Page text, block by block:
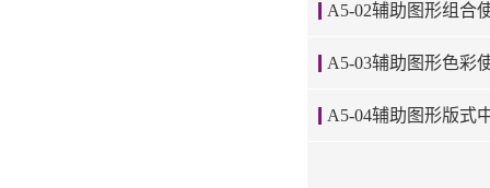
A5-02辅助图形组合
A5-03辅助图形色彩
A5-04辅助图形版式